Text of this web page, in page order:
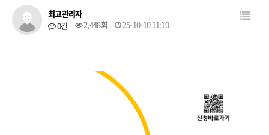
학생회
최고관리자
0건
2,448회 25-10-10 11:10